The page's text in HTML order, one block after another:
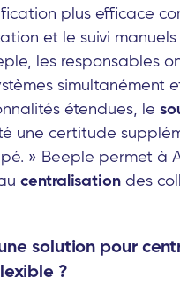
plus efficace
et le suivi
les responsables
simultanément
étendues, le
une certitude
» Beeple permet à
centralisation des
solution pour
?